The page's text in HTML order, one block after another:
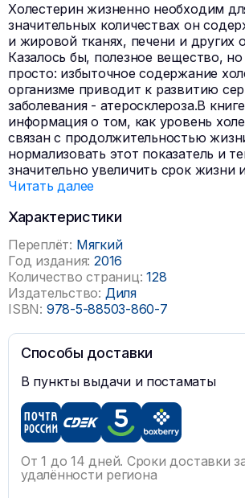
Холестерин жизненно необходим
значительных количествах он
и жировой тканях, печени и других
Казалось бы, полезное вещество, но
просто: избыточное содержание
организме приводит к развитию
заболевания - атеросклероза.В
информация о том, как уровень
связан с продолжительностью
нормализовать этот показатель и
значительно увеличить срок жизни
Читать далее
Характеристики
Переплёт: Мягкий
Год издания: 2016
Количество страниц: 128
Издательство: Диля
ISBN: 978-5-88503-860-7
Способы доставки
В пункты выдачи и постаматы
От 1 до 14 дней. Сроки доставки
удалённости региона